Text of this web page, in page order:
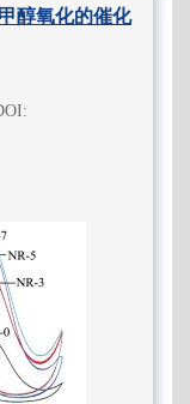
醇氧化的催化